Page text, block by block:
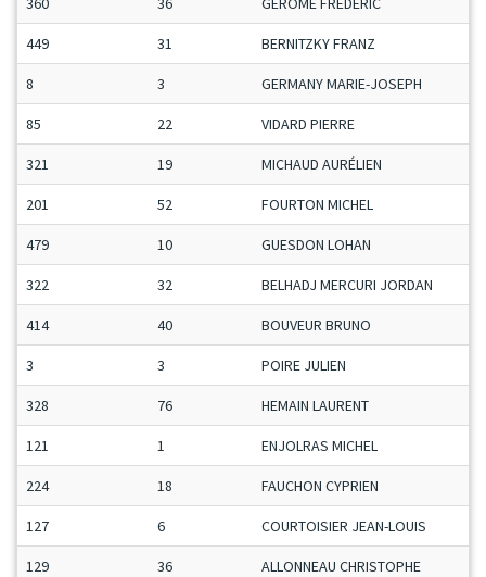
449 31 BERNITZKY FRANZ
8 3 GERMANY MARIE-JOSEPH
85 22 VIDARD PIERRE
321 19 MICHAUD AURÉLIEN
201 52 FOURTON MICHEL
479 10 GUESDON LOHAN
322 32 BELHADJ MERCURI JORDAN
414 40 BOUVEUR BRUNO
3 3 POIRE JULIEN
328 76 HEMAIN LAURENT
121 1 ENJOLRAS MICHEL
224 18 FAUCHON CYPRIEN
127 6 COURTOISIER JEAN-LOUIS
129 36 ALLONNEAU CHRISTOPHE